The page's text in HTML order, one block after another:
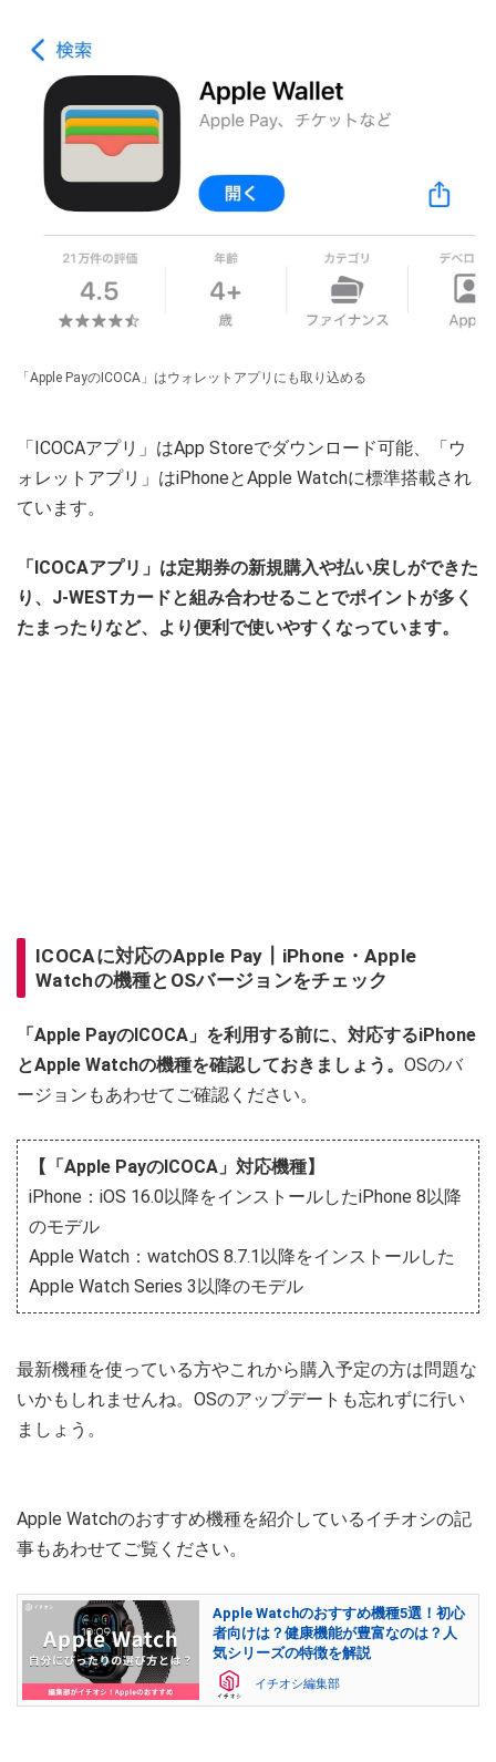
「Apple PayのICOCA」はウォレットアプリにも取り込める
「ICOCAアプリ」はApp Storeでダウンロード可能、「ウ
ォレットアプリ」はiPhoneとApple Watchに標準搭載され
ています。
「ICOCAアプリ」は定期券の新規購入や払い戻しができた
り、J-WESTカードと組み合わせることでポイントが多く
たまったりなど、より便利で使いやすくなっています。
ICOCAに対応のApple Pay┃iPhone・Apple
Watchの機種とOSバージョンをチェック
「Apple PayのICOCA」を利用する前に、対応するiPhone
とApple Watchの機種を確認しておきましょう。 OSのバ
ージョンもあわせてご確認ください。
【「Apple PayのICOCA」対応機種】
iPhone：iOS 16.0以降をインストールしたiPhone 8以降
のモデル
Apple Watch：watchOS 8.7.1以降をインストールした
Apple Watch Series 3以降のモデル
最新機種を使っている方やこれから購入予定の方は問題な
いかもしれませんね。OSのアップデートも忘れずに行い
ましょう。
Apple Watchのおすすめ機種を紹介しているイチオシの記
事もあわせてご覧ください。
Apple Watchのおすすめ機種5選！初心
者向けは？健康機能が豊富なのは？人
気シリーズの特徴を解説
イチオシ編集部